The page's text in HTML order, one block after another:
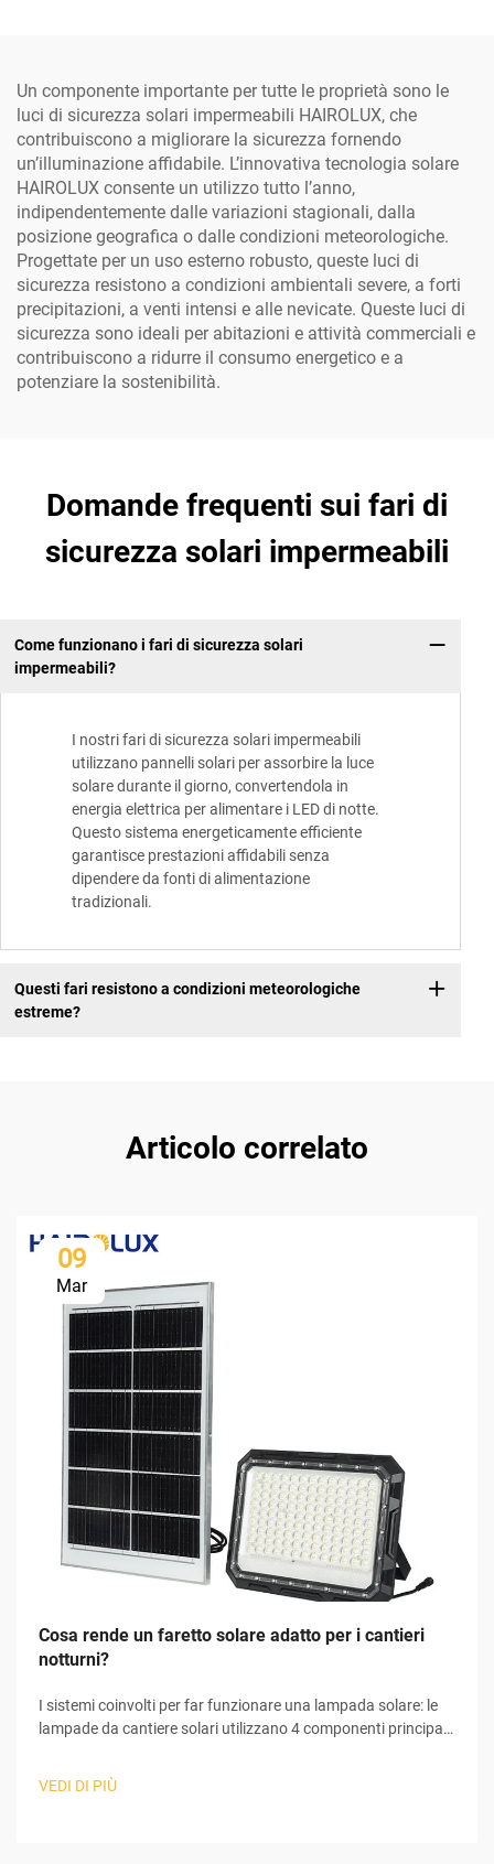
Un componente importante per tutte le proprietà sono le
luci di sicurezza solari impermeabili HAIROLUX, che
contribuiscono a migliorare la sicurezza fornendo
un’illuminazione affidabile. L’innovativa tecnologia solare
HAIROLUX consente un utilizzo tutto l’anno,
indipendentemente dalle variazioni stagionali, dalla
posizione geografica o dalle condizioni meteorologiche.
Progettate per un uso esterno robusto, queste luci di
sicurezza resistono a condizioni ambientali severe, a forti
precipitazioni, a venti intensi e alle nevicate. Queste luci di
sicurezza sono ideali per abitazioni e attività commerciali e
contribuiscono a ridurre il consumo energetico e a
potenziare la sostenibilità.
Domande frequenti sui fari di
sicurezza solari impermeabili
Come funzionano i fari di sicurezza solari
impermeabili?
I nostri fari di sicurezza solari impermeabili
utilizzano pannelli solari per assorbire la luce
solare durante il giorno, convertendola in
energia elettrica per alimentare i LED di notte.
Questo sistema energeticamente efficiente
garantisce prestazioni affidabili senza
dipendere da fonti di alimentazione
tradizionali.
Questi fari resistono a condizioni meteorologiche
estreme?
Articolo correlato
09
Mar
Cosa rende un faretto solare adatto per i cantieri
notturni?
I sistemi coinvolti per far funzionare una lampada solare: le
lampade da cantiere solari utilizzano 4 componenti principali
necessaria al loro funzionamento. All'inizio del processo, il
VEDI DI PIÙ